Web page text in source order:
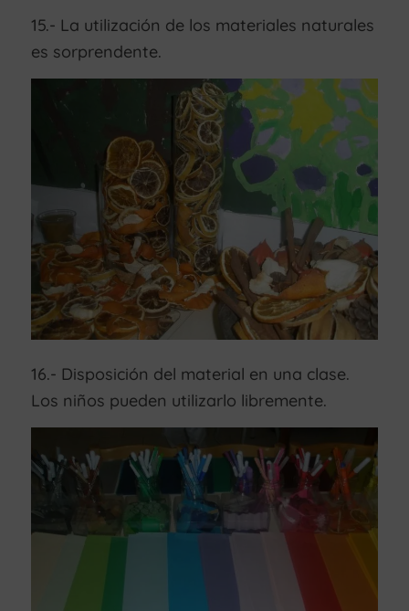
15.- La utilización de los materiales naturales
es sorprendente.
16.- Disposición del material en una clase.
Los niños pueden utilizarlo libremente.